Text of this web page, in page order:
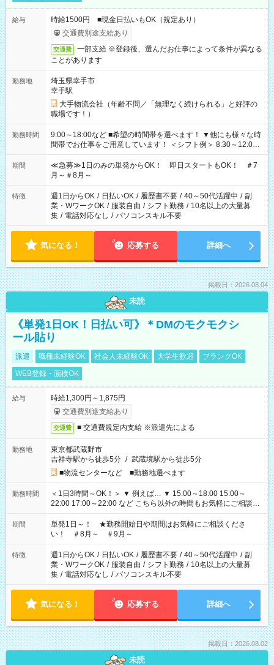
給与
時給1500円 ■現金日払いもOK（規定あり）
交通費別途支給あり
交通費
一部支給 ※登録後、選んだお仕事によって条件が異なる
ことがあります
勤務地
埼玉県幸手市
幸手駅
大手物流会社（年齢不問／「無理なく続けられる」と好評の
職場です！）
勤務時間
9:00～18:00など ■希望の時間帯を選べます！ ▼他にも様々な時
間帯でお仕事をご用意しています！ ＜シフト例＞ 8:30～12:00
17:00～22:00 13:00～22:00 22:00～翌6:00 など
期間
≪急募≫1日のみの単発からOK！ 即日スタートもOK！ ＃7
月～＃8月～
特徴 週1日からOK / 日払いOK / 履歴書不要 / 40～50代活躍中 / 副
業・WワークOK / 服装自由 / シフト勤務 / 10名以上の大量募
集 / 電話対応なし / パソコンスキル不要
気になる！ 応募する 詳細へ
掲載日：2026.08.04
未読
《単発1日OK！日払い可》＊DMのモクモクシ
ール貼り
派遣 職種未経験OK 社会人未経験OK 大学生歓迎
ブランクOK
WEB登録・面接OK
給与
時給1,300円～1,875円
交通費別途支給あり
交通費 ■ 交通費規定内支給 ※派遣先による
勤務地
東京都武蔵野市
吉祥寺駅から徒歩5分 / 武蔵境駅から徒歩5分
■物流センターなど ■勤務地選べます
勤務時間
＜1日3時間～OK！＞ ▼ 例えば… ▼ 15:00～18:00 15:00～
22:00 17:00～22:00 など こちら以外の時間もお気軽にご相談く
ださい！
期間
単発1日～！ ★勤務開始日や期間はお気軽にご相談くださ
い！ ＃8月～ ＃9月～
特徴 週1日からOK / 日払いOK / 履歴書不要 / 40～50代活躍中 / 副
業・WワークOK / 服装自由 / シフト勤務 / 10名以上の大量募
集 / 電話対応なし / パソコンスキル不要
気になる！ 応募する 詳細へ
掲載日：2026.08.02
未読